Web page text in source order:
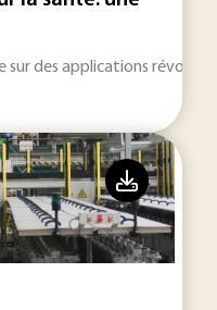
sur des applications